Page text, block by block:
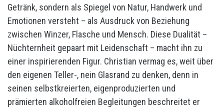
Getränk, sondern als Spiegel von Natur, Handwerk und
Emotionen versteht – als Ausdruck von Beziehung
zwischen Winzer, Flasche und Mensch. Diese Dualität –
Nüchternheit gepaart mit Leidenschaft – macht ihn zu
einer inspirierenden Figur. Christian vermag es, weit über
den eigenen Teller-, nein Glasrand zu denken, denn in
seinen selbstkreierten, eigenproduzierten und
prämierten alkoholfreien Begleitungen beschreitet er